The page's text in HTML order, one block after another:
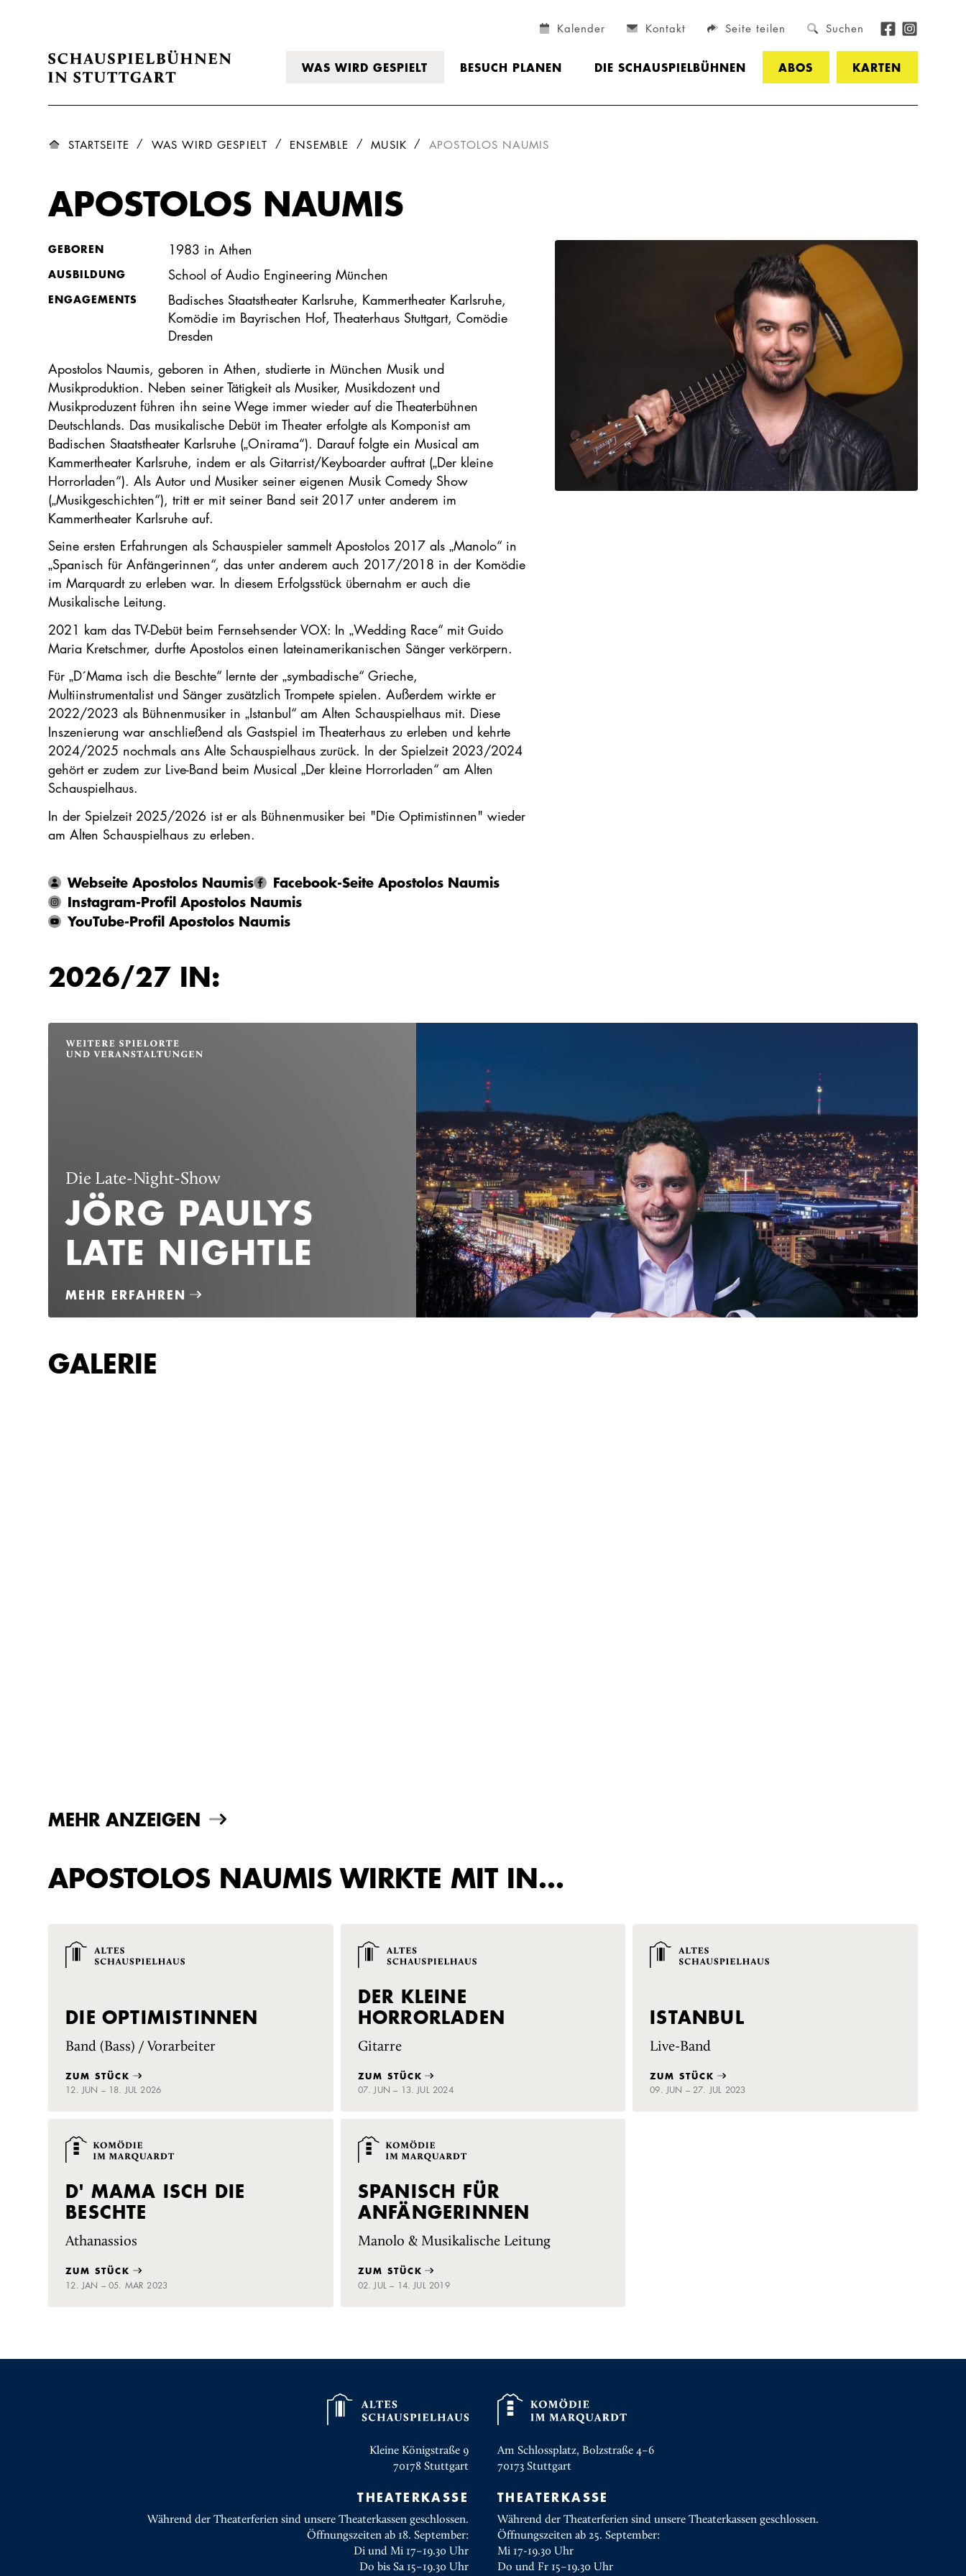
Kalender Kontakt Seite teilen Suchen
WAS WIRD GESPIELT BESUCH PLANEN DIE SCHAUSPIELBÜHNEN ABOS KARTEN
STARTSEITE WAS WIRD GESPIELT ENSEMBLE MUSIK APOSTOLOS NAUMIS
APOSTOLOS NAUMIS
GEBOREN 1983 in Athen
AUSBILDUNG School of Audio Engineering München
ENGAGEMENTS
Badisches Staatstheater Karlsruhe, Kammertheater Karlsruhe,
Komödie im Bayrischen Hof, Theaterhaus Stuttgart, Comödie
Dresden
Apostolos Naumis, geboren in Athen, studierte in München Musik und
Musikproduktion. Neben seiner Tätigkeit als Musiker, Musikdozent und
Musikproduzent führen ihn seine Wege immer wieder auf die Theaterbühnen
Deutschlands. Das musikalische Debüt im Theater erfolgte als Komponist am
Badischen Staatstheater Karlsruhe („Onirama“). Darauf folgte ein Musical am
Kammertheater Karlsruhe, indem er als Gitarrist/Keyboarder auftrat („Der kleine
Horrorladen“). Als Autor und Musiker seiner eigenen Musik Comedy Show
(„Musikgeschichten“), tritt er mit seiner Band seit 2017 unter anderem im
Kammertheater Karlsruhe auf.
Seine ersten Erfahrungen als Schauspieler sammelt Apostolos 2017 als „Manolo“ in
„Spanisch für Anfängerinnen“, das unter anderem auch 2017/2018 in der Komödie
im Marquardt zu erleben war. In diesem Erfolgsstück übernahm er auch die
Musikalische Leitung.
2021 kam das TV-Debüt beim Fernsehsender VOX: In „Wedding Race“ mit Guido
Maria Kretschmer, durfte Apostolos einen lateinamerikanischen Sänger verkörpern.
Für „D´Mama isch die Beschte“ lernte der „symbadische“ Grieche,
Multiinstrumentalist und Sänger zusätzlich Trompete spielen. Außerdem wirkte er
2022/2023 als Bühnenmusiker in „Istanbul“ am Alten Schauspielhaus mit. Diese
Inszenierung war anschließend als Gastspiel im Theaterhaus zu erleben und kehrte
2024/2025 nochmals ans Alte Schauspielhaus zurück. In der Spielzeit 2023/2024
gehört er zudem zur Live-Band beim Musical „Der kleine Horrorladen“ am Alten
Schauspielhaus.
In der Spielzeit 2025/2026 ist er als Bühnenmusiker bei "Die Optimistinnen" wieder
am Alten Schauspielhaus zu erleben.
Webseite Apostolos Naumis
Facebook-Seite Apostolos Naumis
Instagram-Profil Apostolos Naumis
YouTube-Profil Apostolos Naumis
2026/27 IN:
Die Late-Night-Show
JÖRG PAULYS
LATE NIGHTLE
MEHR ERFAHREN
GALERIE
MEHR ANZEIGEN
APOSTOLOS NAUMIS WIRKTE MIT IN…
DIE OPTIMISTINNEN
Band (Bass) / Vorarbeiter
ZUM STÜCK
12. JUN – 18. JUL 2026
DER KLEINE
HORRORLADEN
Gitarre
ZUM STÜCK
07. JUN – 13. JUL 2024
ISTANBUL
Live-Band
ZUM STÜCK
09. JUN – 27. JUL 2023
D' MAMA ISCH DIE
BESCHTE
Athanassios
ZUM STÜCK
12. JAN – 05. MAR 2023
SPANISCH FÜR
ANFÄNGERINNEN
Manolo & Musikalische Leitung
ZUM STÜCK
02. JUL – 14. JUL 2019
Kleine Königstraße 9
70178 Stuttgart
THEATERKASSE
Während der Theaterferien sind unsere Theaterkassen geschlossen.
Öffnungszeiten ab 18. September:
Di und Mi 17–19.30 Uhr
Do bis Sa 15–19.30 Uhr
Am Schlossplatz, Bolzstraße 4–6
70173 Stuttgart
THEATERKASSE
Während der Theaterferien sind unsere Theaterkassen geschlossen.
Öffnungszeiten ab 25. September:
Mi 17-19.30 Uhr
Do und Fr 15–19.30 Uhr